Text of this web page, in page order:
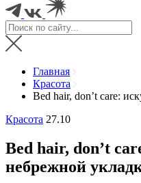
Главная
Красота
Bed hair, don’t care:
Красота 27.10
Bed hair, don’t
небрежной